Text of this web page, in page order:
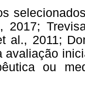
2017;
al., 2011;
avaliação
ou